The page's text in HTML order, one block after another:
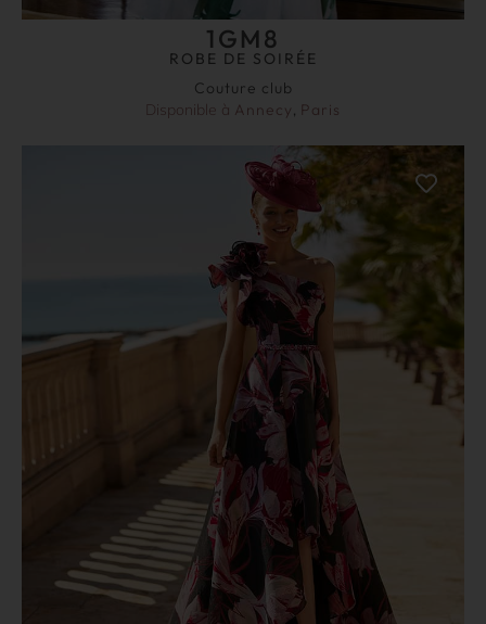
1GM8
ROBE DE SOIRÉE
Couture club
Disponible à Annecy, Paris